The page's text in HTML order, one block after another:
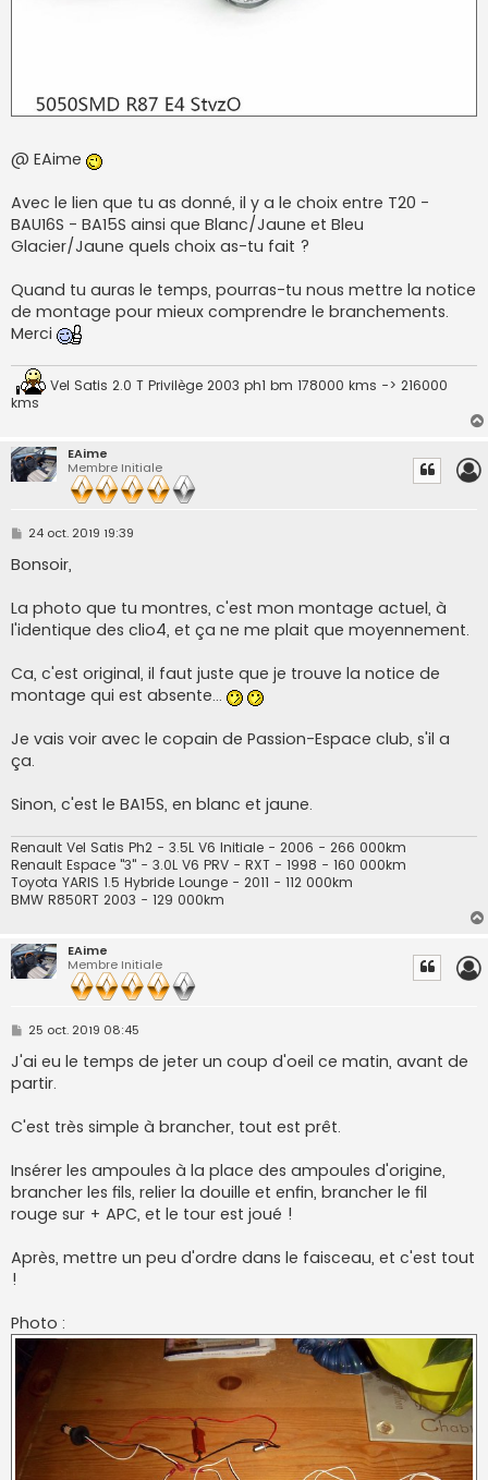
@ EAime
Avec le lien que tu as donné, il y a le choix entre T20 -
BAU16S - BA15S ainsi que Blanc/Jaune et Bleu
Glacier/Jaune quels choix as-tu fait ?
Quand tu auras le temps, pourras-tu nous mettre la notice
de montage pour mieux comprendre le branchements.
Merci
Vel Satis 2.0 T Privilège 2003 ph1 bm 178000 kms -> 216000
kms
EAime
Membre Initiale
M
s
s
g
e
24 oct. 2019 19:39
Bonsoir,
La photo que tu montres, c'est mon montage actuel, à
l'identique des clio4, et ça ne me plait que moyennement.
Ca, c'est original, il faut juste que je trouve la notice de
montage qui est absente...
Je vais voir avec le copain de Passion-Espace club, s'il a
ça.
Sinon, c'est le BA15S, en blanc et jaune.
Renault Vel Satis Ph2 - 3.5L V6 Initiale - 2006 - 266 000km
Renault Espace "3" - 3.0L V6 PRV - RXT - 1998 - 160 000km
Toyota YARIS 1.5 Hybride Lounge - 2011 - 112 000km
BMW R850RT 2003 - 129 000km
EAime
Membre Initiale
M
s
s
a
25 oct. 2019 08:45
J'ai eu le temps de jeter un coup d'oeil ce matin, avant de
partir.
C'est très simple à brancher, tout est prêt.
Insérer les ampoules à la place des ampoules d'origine,
brancher les fils, relier la douille et enfin, brancher le fil
rouge sur + APC, et le tour est joué !
Après, mettre un peu d'ordre dans le faisceau, et c'est tout
!
Photo :